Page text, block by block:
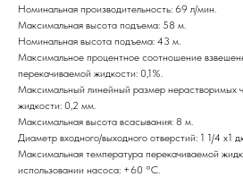
Номинальная производительность: 69 л/мин.
Максимальная высота подъема: 58 м.
Номинальная высота подъема: 43 м.
Максимальное процентное соотношение
перекачиваемой жидкости: 0,1%.
Максимальный линейный размер нерастворимых
жидкости: 0,2 мм.
Максимальная высота всасывания: 8 м.
Диаметр входного/выходного отверстий: 1 1/4 х1
Максимальная температура перекачиваемой
использовании насоса: +60 °C.